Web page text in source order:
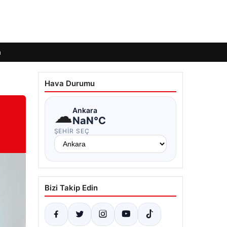
Hava Durumu
☁Ankara
NaN°C
ŞEHIR SEÇ
Bizi Takip Edin